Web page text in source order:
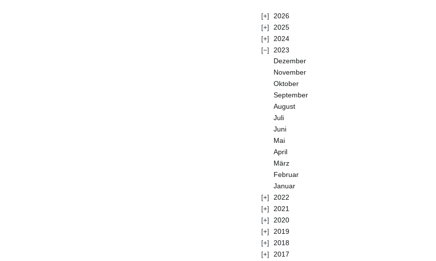
2026
2025
2024
2023
Dezember
November
Oktober
September
August
Juli
Juni
Mai
April
März
Februar
Januar
2022
2021
2020
2019
2018
2017